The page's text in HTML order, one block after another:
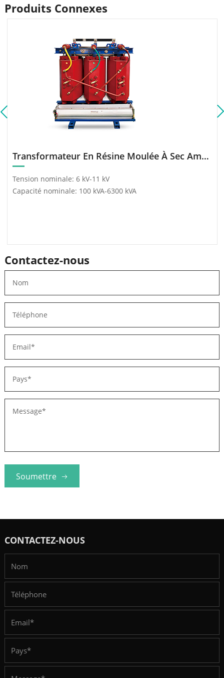
Produits Connexes
Transformateur En Résine Moulée À Sec Amorphe Série SC (B) H15 – 100 ~ 6300/10
Tension nominale: 6 kV-11 kV
Capacité nominale: 100 kVA-6300 kVA
Contactez-nous
Soumettre
CONTACTEZ-NOUS